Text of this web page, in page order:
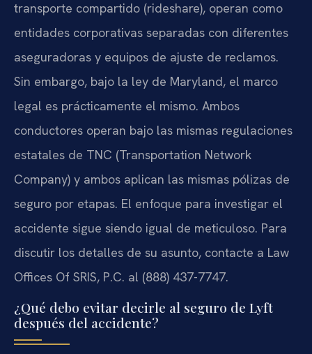
transporte compartido (rideshare), operan como
entidades corporativas separadas con diferentes
aseguradoras y equipos de ajuste de reclamos.
Sin embargo, bajo la ley de Maryland, el marco
legal es prácticamente el mismo. Ambos
conductores operan bajo las mismas regulaciones
estatales de TNC (Transportation Network
Company) y ambos aplican las mismas pólizas de
seguro por etapas. El enfoque para investigar el
accidente sigue siendo igual de meticuloso. Para
discutir los detalles de su asunto, contacte a Law
Offices Of SRIS, P.C. al (888) 437-7747.
¿Qué debo evitar decirle al seguro de Lyft
después del accidente?